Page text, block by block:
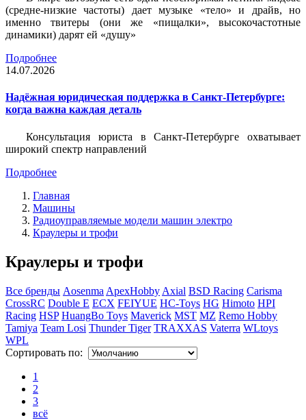
(средне-низкие частоты) дает музыке «тело» и драйв, но
именно твитеры (они же «пищалки», высокочастотные
динамики) дарят ей «душу»
Подробнее
14.07.2026
Надёжная юридическая поддержка в Санкт-Петербурге:
когда важна каждая деталь
Консультация юриста в Санкт-Петербурге охватывает
широкий спектр направлений
Подробнее
Главная
Машины
Радиоуправляемые модели машин электро
Краулеры и трофи
Краулеры и трофи
Все бренды Aosenma ApexHobby Axial BSD Racing Carisma
CrossRC Double E ECX FEIYUE HC-Toys HG Himoto HPI
Racing HSP HuangBo Toys Maverick MST MZ Remo Hobby
Tamiya Team Losi Thunder Tiger TRAXXAS Vaterra WLtoys
WPL
Сортировать по:
1
2
3
всё